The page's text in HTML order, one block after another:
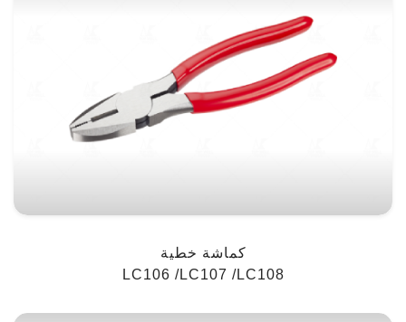
كماشة خطية
LC106 /LC107 /LC108